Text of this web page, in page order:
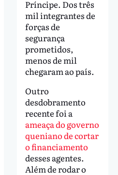
Príncipe. Dos três
mil integrantes de
forças de
segurança
prometidos,
menos de mil
chegaram ao país.
Outro
desdobramento
recente foi a
ameaça do governo
queniano de cortar
o financiamento
desses agentes.
Além de rodar o